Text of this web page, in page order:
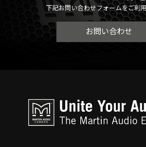
下記お問い合わせフォームをご利
お問い合わせ